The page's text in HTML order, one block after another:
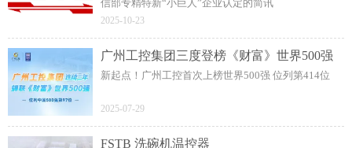
信部专精特新“小巨人”企业认定的简讯
2025-10-23
广州工控集团三度登榜《财富》世界500强
新起点！广州工控首次上榜世界500强 位列第414位
2025-07-29
FSTB 洗碗机温控器